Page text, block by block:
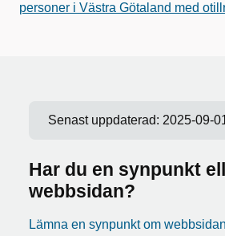
personer i Västra Götaland med
Senast uppdaterad: 2025-09-
Har du en synpunkt
webbsidan?
Lämna en synpunkt om